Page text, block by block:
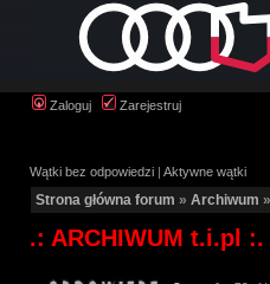
Zaloguj Zarejestruj
Wątki bez odpowiedzi | Aktywne wątki
Strona główna forum » Archiwum »
.: ARCHIWUM t.i.pl :.